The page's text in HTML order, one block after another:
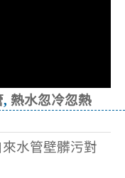
, 熱水忽冷忽熱
水管壁髒污對